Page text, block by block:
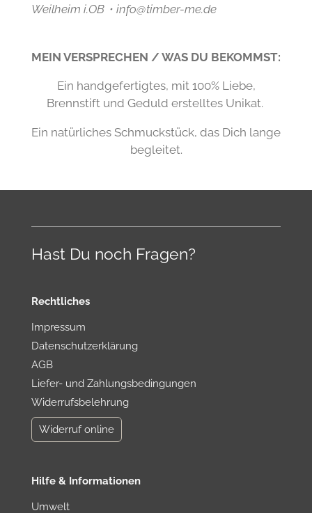
Weilheim i.OB・info@timber-me.de
MEIN VERSPRECHEN / WAS DU BEKOMMST:
Ein handgefertigtes, mit 100% Liebe,
Brennstift und Geduld erstelltes Unikat.
Ein natürliches Schmuckstück, das Dich lange
begleitet.
Hast Du noch Fragen?
Rechtliches
Impressum
Datenschutzerklärung
AGB
Liefer- und Zahlungsbedingungen
Widerrufsbelehrung
Widerruf online
Hilfe & Informationen
Umwelt